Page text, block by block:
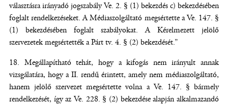
választásra irányadó jogszabály Ve. 2. § (1) bekezdés c) bekezdésében
foglalt rendelkezéseket. A Médiaszolgáltató megsértette a Ve. 147. §
(1) bekezdésében foglalt szabályokat. A Kérelmezett jelölő
szervezetek megsértették a Párt tv. 4. § (2) bekezdését.”
Megállapítható tehát, hogy a kifogás nem irányult annak
vizsgálatára, hogy a II. rendű érintett, amely nem médiaszolgáltató,
hanem jelölő szervezet megsértette volna a Ve. 147. § bármely
rendelkezését, így az Ve. 228. § (2) bekezdése alapján alkalmazandó